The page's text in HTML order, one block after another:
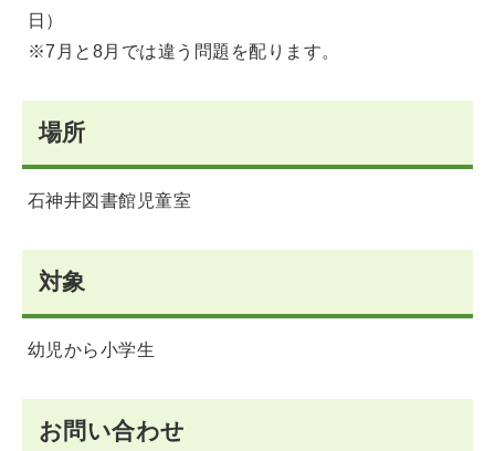
日）
※7月と8月では違う問題を配ります。
場所
石神井図書館児童室
対象
幼児から小学生
お問い合わせ